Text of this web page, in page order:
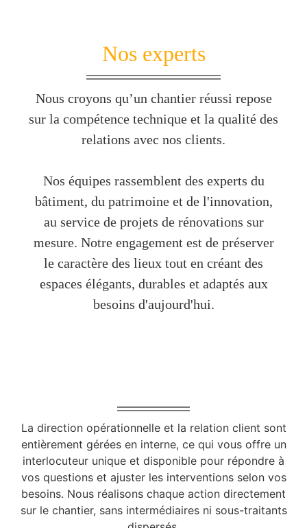
Nos experts
Nous croyons qu’un chantier réussi repose
sur la compétence technique et la qualité des
relations avec nos clients.
Nos équipes rassemblent des experts du
bâtiment, du patrimoine et de l'innovation,
au service de projets de rénovations sur
mesure. Notre engagement est de préserver
le caractère des lieux tout en créant des
espaces élégants, durables et adaptés aux
besoins d'aujourd'hui.
La direction opérationnelle et la relation client sont
entièrement gérées en interne, ce qui vous offre un
interlocuteur unique et disponible pour répondre à
vos questions et ajuster les interventions selon vos
besoins. Nous réalisons chaque action directement
sur le chantier, sans intermédiaires ni sous-traitants